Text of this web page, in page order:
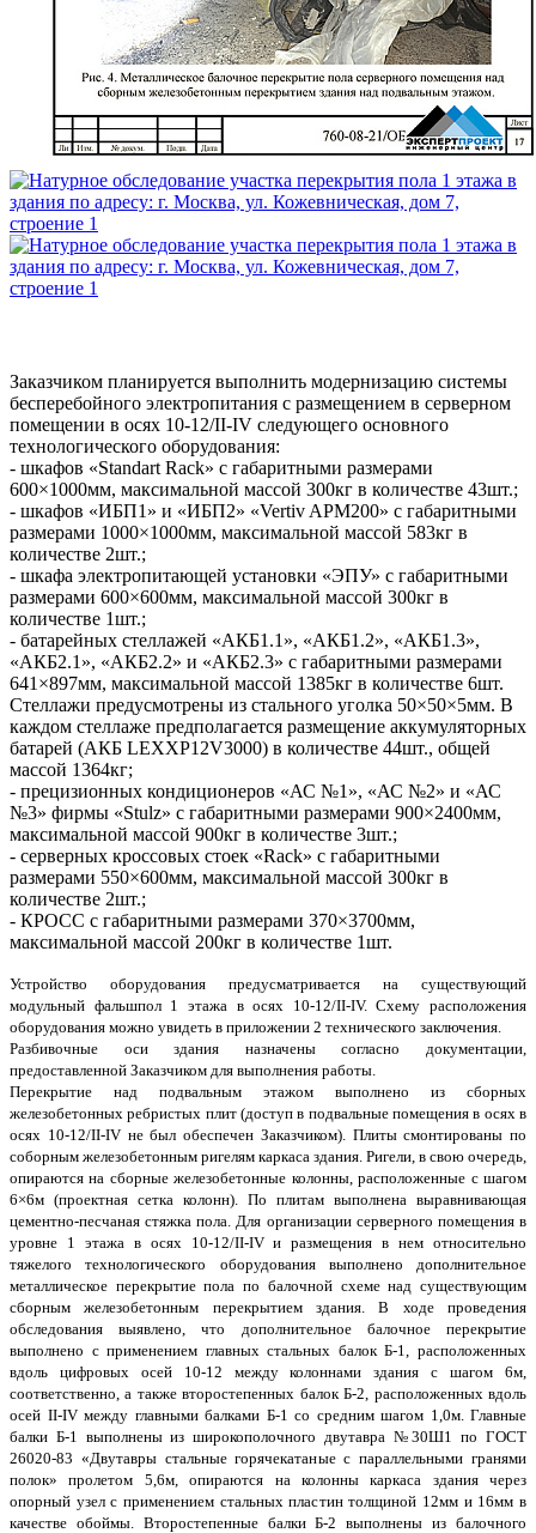
Заказчиком планируется выполнить модернизацию системы
бесперебойного электропитания с размещением в серверном
помещении в осях 10-12/II-IV следующего основного
технологического оборудования:
- шкафов «Standart Rack» с габаритными размерами
600×1000мм, максимальной массой 300кг в количестве 43шт.;
- шкафов «ИБП1» и «ИБП2» «Vertiv APM200» с габаритными
размерами 1000×1000мм, максимальной массой 583кг в
количестве 2шт.;
- шкафа электропитающей установки «ЭПУ» с габаритными
размерами 600×600мм, максимальной массой 300кг в
количестве 1шт.;
- батарейных стеллажей «АКБ1.1», «АКБ1.2», «АКБ1.3»,
«АКБ2.1», «АКБ2.2» и «АКБ2.3» с габаритными размерами
641×897мм, максимальной массой 1385кг в количестве 6шт.
Стеллажи предусмотрены из стального уголка 50×50×5мм. В
каждом стеллаже предполагается размещение аккумуляторных
батарей (АКБ LEXXP12V3000) в количестве 44шт., общей
массой 1364кг;
- прецизионных кондиционеров «АС №1», «АС №2» и «АС
№3» фирмы «Stulz» с габаритными размерами 900×2400мм,
максимальной массой 900кг в количестве 3шт.;
- серверных кроссовых стоек «Rack» с габаритными
размерами 550×600мм, максимальной массой 300кг в
количестве 2шт.;
- КРОСС с габаритными размерами 370×3700мм,
максимальной массой 200кг в количестве 1шт.
Устройство оборудования предусматривается на существующий
модульный фальшпол 1 этажа в осях 10-12/II-IV. Схему расположения
оборудования можно увидеть в приложении 2 технического заключения.
Разбивочные оси здания назначены согласно документации,
предоставленной Заказчиком для выполнения работы.
Перекрытие над подвальным этажом выполнено из сборных
железобетонных ребристых плит (доступ в подвальные помещения в осях в
осях 10-12/II-IV не был обеспечен Заказчиком). Плиты смонтированы по
соборным железобетонным ригелям каркаса здания. Ригели, в свою очередь,
опираются на сборные железобетонные колонны, расположенные с шагом
6×6м (проектная сетка колонн). По плитам выполнена выравнивающая
цементно-песчаная стяжка пола. Для организации серверного помещения в
уровне 1 этажа в осях 10-12/II-IV и размещения в нем относительно
тяжелого технологического оборудования выполнено дополнительное
металлическое перекрытие пола по балочной схеме над существующим
сборным железобетонным перекрытием здания. В ходе проведения
обследования выявлено, что дополнительное балочное перекрытие
выполнено с применением главных стальных балок Б-1, расположенных
вдоль цифровых осей 10-12 между колоннами здания с шагом 6м,
соответственно, а также второстепенных балок Б-2, расположенных вдоль
осей II-IV между главными балками Б-1 со средним шагом 1,0м. Главные
балки Б-1 выполнены из широкополочного двутавра №30Ш1 по ГОСТ
26020-83 «Двутавры стальные горячекатаные с параллельными гранями
полок» пролетом 5,6м, опираются на колонны каркаса здания через
опорный узел с применением стальных пластин толщиной 12мм и 16мм в
качестве обоймы. Второстепенные балки Б-2 выполнены из балочного